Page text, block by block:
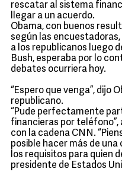
rescatar al sistema
llegar a un acuerdo.
Obama, con buenos
según las
a los republicanos luego
Bush, esperaba por lo
debates ocurriera hoy.
“Espero que venga”, dijo
republicano.
“Pude perfectamente
financieras por
con la cadena CNN.
posible hacer más de una
los requisitos para quien
presidente de Estados